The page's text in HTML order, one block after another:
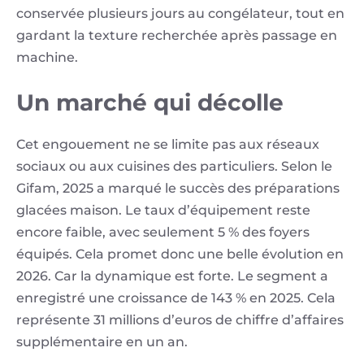
conservée plusieurs jours au congélateur, tout en
gardant la texture recherchée après passage en
machine.
Un marché qui décolle
Cet engouement ne se limite pas aux réseaux
sociaux ou aux cuisines des particuliers. Selon le
Gifam, 2025 a marqué le succès des préparations
glacées maison. Le taux d’équipement reste
encore faible, avec seulement 5 % des foyers
équipés. Cela promet donc une belle évolution en
2026. Car la dynamique est forte. Le segment a
enregistré une croissance de 143 % en 2025. Cela
représente 31 millions d’euros de chiffre d’affaires
supplémentaire en un an.